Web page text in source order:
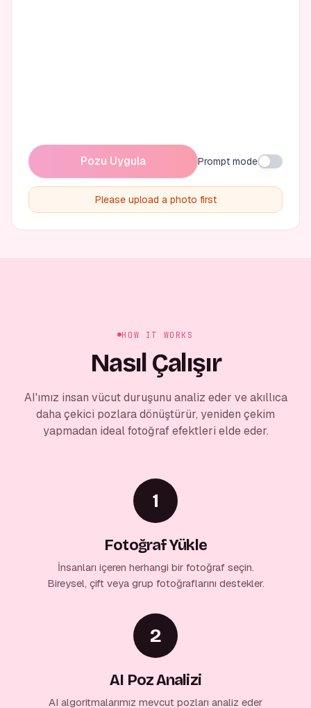
Pozu Uygula Prompt mode
Please upload a photo first
HOW IT WORKS
Nasıl Çalışır
AI'ımız insan vücut duruşunu analiz eder ve akıllıca
daha çekici pozlara dönüştürür, yeniden çekim
yapmadan ideal fotoğraf efektleri elde eder.
1
Fotoğraf Yükle
İnsanları içeren herhangi bir fotoğraf seçin.
Bireysel, çift veya grup fotoğraflarını destekler.
2
AI Poz Analizi
AI algoritmalarımız mevcut pozları analiz eder